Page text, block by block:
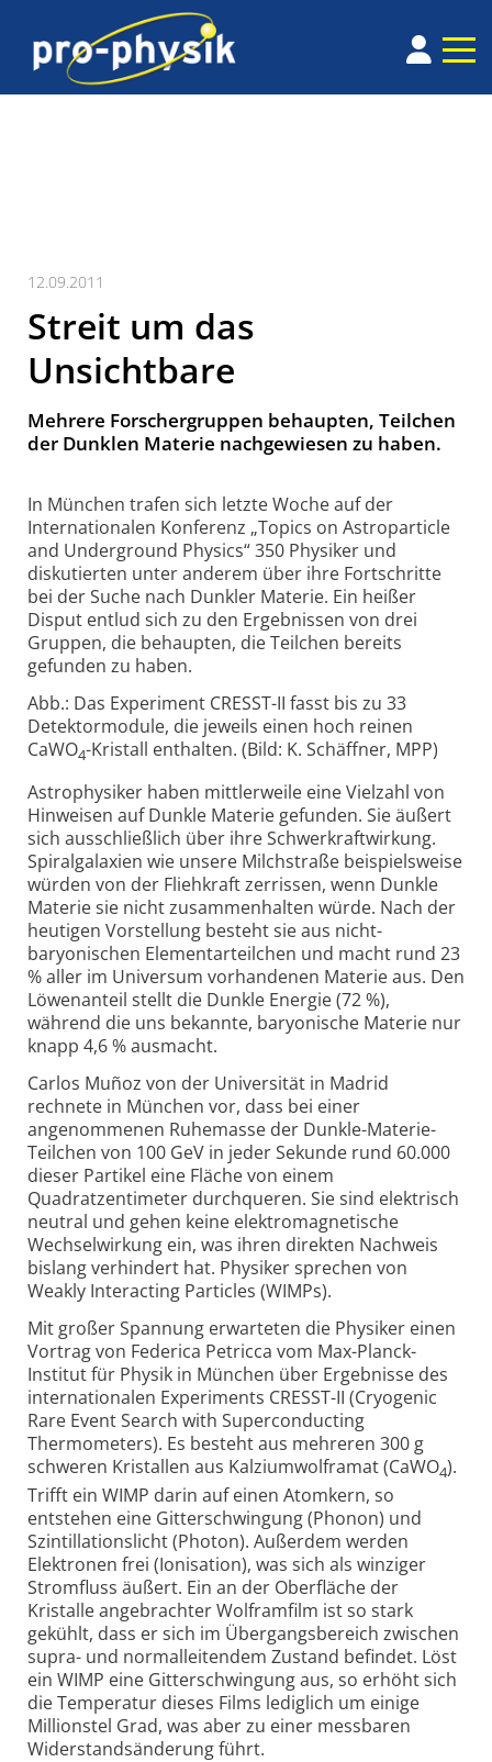
12.09.2011
Streit um das
Unsichtbare
Mehrere Forschergruppen behaupten, Teilchen
der Dunklen Materie nachgewiesen zu haben.
In München trafen sich letzte Woche auf der
Internationalen Konferenz „Topics on Astroparticle
and Underground Physics“ 350 Physiker und
diskutierten unter anderem über ihre Fortschritte
bei der Suche nach Dunkler Materie. Ein heißer
Disput entlud sich zu den Ergebnissen von drei
Gruppen, die behaupten, die Teilchen bereits
gefunden zu haben.
Abb.: Das Experiment CRESST-II fasst bis zu 33
Detektormodule, die jeweils einen hoch reinen
CaWO4-Kristall enthalten. (Bild: K. Schäffner, MPP)
Astrophysiker haben mittlerweile eine Vielzahl von
Hinweisen auf Dunkle Materie gefunden. Sie äußert
sich ausschließlich über ihre Schwerkraftwirkung.
Spiralgalaxien wie unsere Milchstraße beispielsweise
würden von der Fliehkraft zerrissen, wenn Dunkle
Materie sie nicht zusammenhalten würde. Nach der
heutigen Vorstellung besteht sie aus nicht-
baryonischen Elementarteilchen und macht rund 23
% aller im Universum vorhandenen Materie aus. Den
Löwenanteil stellt die Dunkle Energie (72 %),
während die uns bekannte, baryonische Materie nur
knapp 4,6 % ausmacht.
Carlos Muñoz von der Universität in Madrid
rechnete in München vor, dass bei einer
angenommenen Ruhemasse der Dunkle-Materie-
Teilchen von 100 GeV in jeder Sekunde rund 60.000
dieser Partikel eine Fläche von einem
Quadratzentimeter durchqueren. Sie sind elektrisch
neutral und gehen keine elektromagnetische
Wechselwirkung ein, was ihren direkten Nachweis
bislang verhindert hat. Physiker sprechen von
Weakly Interacting Particles (WIMPs).
Mit großer Spannung erwarteten die Physiker einen
Vortrag von Federica Petricca vom Max-Planck-
Institut für Physik in München über Ergebnisse des
internationalen Experiments CRESST-II (Cryogenic
Rare Event Search with Superconducting
Thermometers). Es besteht aus mehreren 300 g
schweren Kristallen aus Kalziumwolframat (CaWO4).
Trifft ein WIMP darin auf einen Atomkern, so
entstehen eine Gitterschwingung (Phonon) und
Szintillationslicht (Photon). Außerdem werden
Elektronen frei (Ionisation), was sich als winziger
Stromfluss äußert. Ein an der Oberfläche der
Kristalle angebrachter Wolframfilm ist so stark
gekühlt, dass er sich im Übergangsbereich zwischen
supra- und normalleitendem Zustand befindet. Löst
ein WIMP eine Gitterschwingung aus, so erhöht sich
die Temperatur dieses Films lediglich um einige
Millionstel Grad, was aber zu einer messbaren
Widerstandsänderung führt.